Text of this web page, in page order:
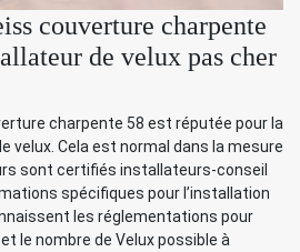
couverture charpente
de velux pas cher
charpente 58 est réputée pour la
velux. Cela est normal dans la mesure
sont certifiés installateurs-conseil
spécifiques pour l’installation
les réglementations pour
le nombre de Velux possible à